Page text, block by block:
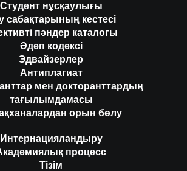
Студент нұсқаулығы
сабақтарының кестесі
пәндер каталогы
Әдеп кодексі
Эдвайзерлер
Антиплагиат
мен докторанттардың
тағылымдамасы
орын бөлу
Интернацияландыру
процесс
Тізім